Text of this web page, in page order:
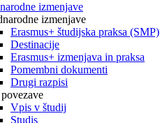
izmenjave
izmenjave
Erasmus+ študijska praksa (SMP)
Destinacije
Erasmus+ izmenjava in praksa
Pomembni dokumenti
Drugi razpisi
Vpis v študij
Studis